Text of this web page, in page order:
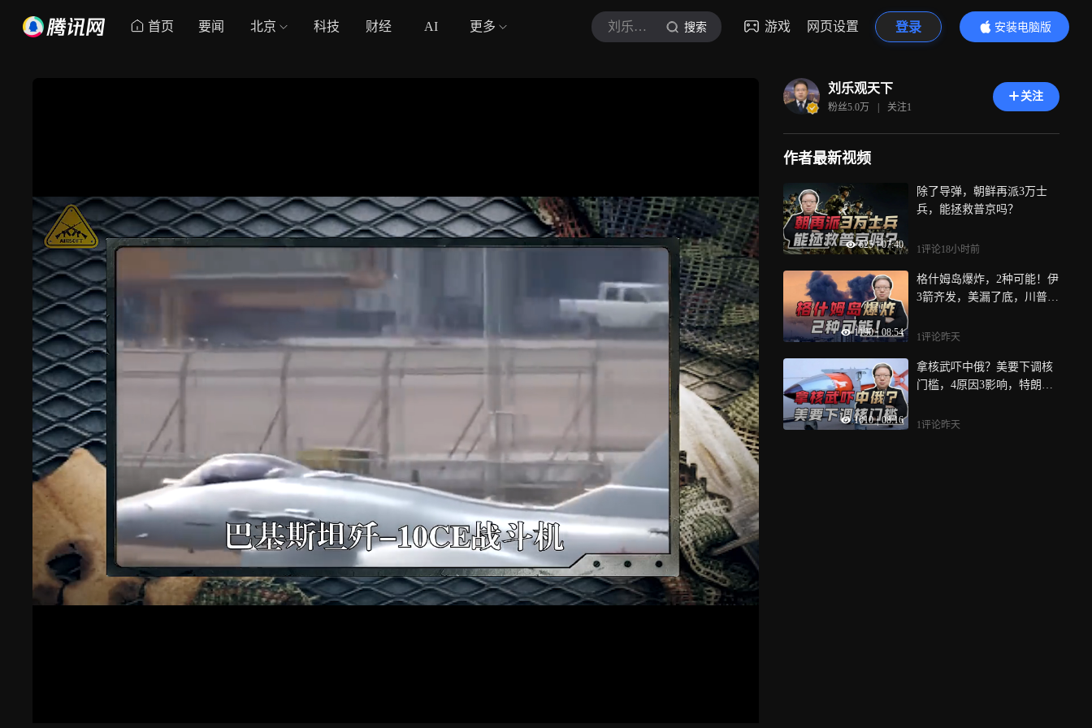
首页 要闻 北京 科技 财经 AI 更多 刘乐观天下 搜索 游戏 网页设置 登录
安装电脑版
内容更精彩
刘乐观天下
粉丝5.0万 | 关注1
关注
作者最新视频
625 | 07:40
除了导弹，朝鲜再派3万士
兵，能拯救普京吗？
1评论18小时前
1190 | 08:54
格什姆岛爆炸，2种可能！伊
3箭齐发，美漏了底，川普只
1评论昨天
1010 | 08:16
拿核武吓中俄？美要下调核
门槛，4原因3影响，特朗普
1评论昨天